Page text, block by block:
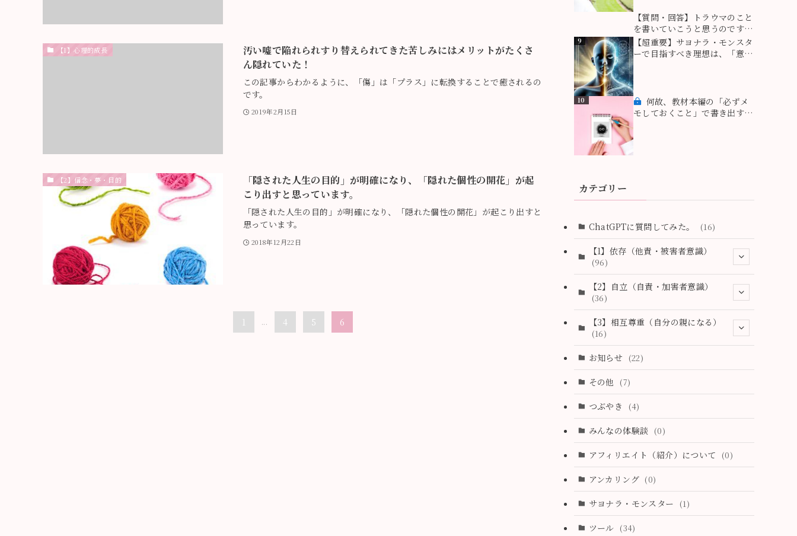
【1】心理的成長
汚い嘘で陥れられすり替えられてきた苦しみにはメリットがたくさ
ん隠れていた！
この記事からわかるように、「傷」は「プラス」に転換することで癒されるの
です。
2019年2月15日
【2】信念・夢・目的
「隠された人生の目的」が明確になり、「隠れた個性の開花」が起
こり出すと思っています。
「隠された人生の目的」が明確になり、「隠れた個性の開花」が起こり出すと
思っています。
2018年12月22日
1 ... 4 5 6
ツール】での心の成長を飛躍さ
せるために役立つ情報！
【質問・回答】トラウマのこと
を書いていこうと思うのですが
私は文章が苦手です。大丈夫で
すか？
9
【超重要】サヨナラ・モンスタ
ーで目指すべき理想は、「意識
10
何故、教材本編の「必ずメ
モしておくこと」で書き出す作
カテゴリー
ChatGPTに質問してみた。 (16)
【1】依存（他責・被害者意識）
(96)
(2)
(1)
(0)
(28)
(18)
(4)
(9)
【2】自立（自責・加害者意識）
(36)
(2)
(6)
【3】相互尊重（自分の親になる）
(16)
(11)
お知らせ (22)
その他 (7)
つぶやき (4)
みんなの体験談 (0)
アフィリエイト（紹介）について (0)
アンカリング (0)
サヨナラ・モンスター (1)
ツール (34)